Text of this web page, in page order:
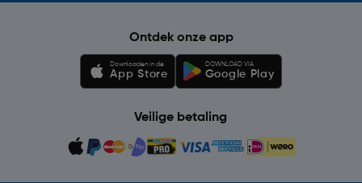
Ontdek onze app
Downloaden in de
App Store
DOWNLOAD VIA
Google Play
Veilige betaling